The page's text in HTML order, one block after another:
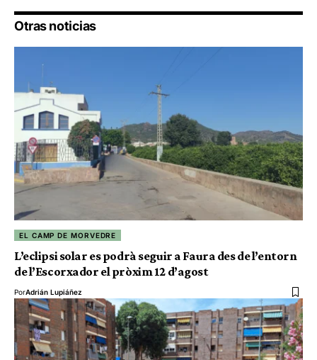
Otras noticias
EL CAMP DE MORVEDRE
L’eclipsi solar es podrà seguir a Faura des de l’entorn
de l’Escorxador el pròxim 12 d’agost
PorAdrián Lupiáñez